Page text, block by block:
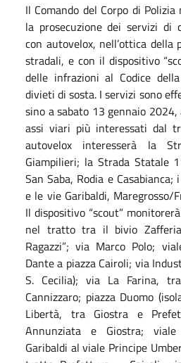
Il Comando del Corpo di
la prosecuzione dei servizi di
con autovelox, nell’ottica della
stradali, e con il dispositivo
delle infrazioni al Codice
divieti di sosta. I servizi sono
sino a sabato 13 gennaio
assi viari più interessati dal
autovelox interesserà la
Giampilieri; la Strada Statale
San Saba, Rodia e
e le vie Garibaldi, Maregrosso/
Il dispositivo “scout”
nel tratto tra il bivio
Ragazzi”; via Marco Polo;
Dante a piazza Cairoli; via
S. Cecilia); via La Farina,
Cannizzaro; piazza Duomo
Libertà, tra Giostra e
Annunziata e Giostra;
Garibaldi al viale Principe